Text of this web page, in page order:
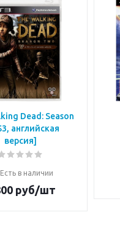
Dead: Season
английская
версия]
Есть в наличии
руб/шт